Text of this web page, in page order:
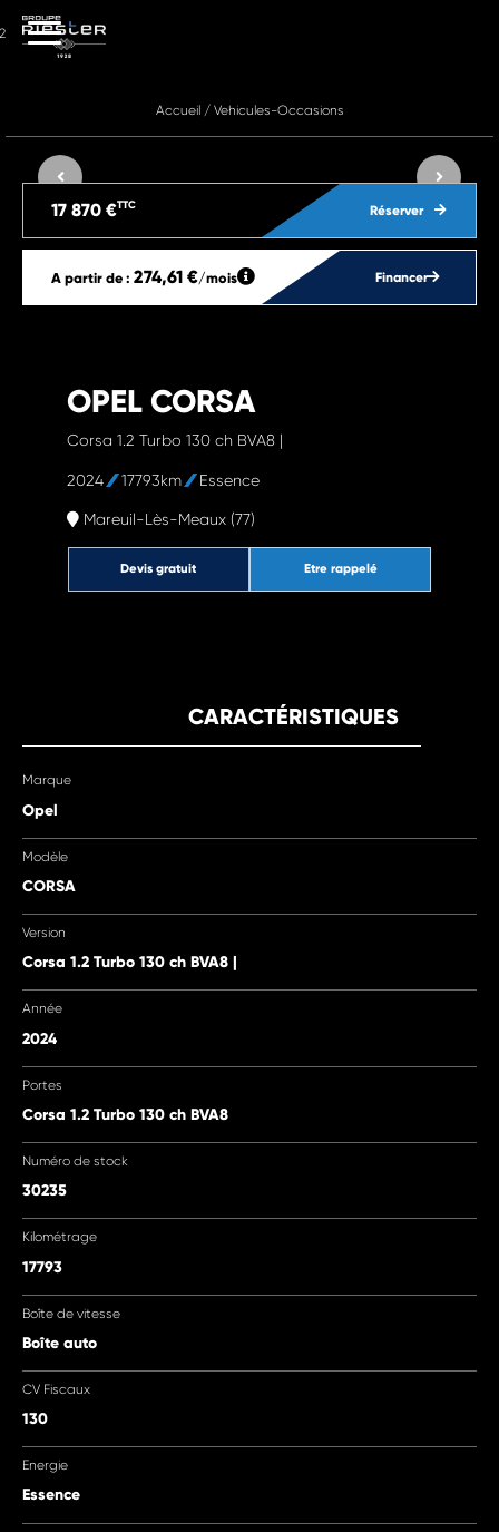
Accueil/ Vehicules-Occasions
Réserver
17 870 €TTC
Financer
A partir de : 274,61 €/mois
OPEL CORSA
Corsa 1.2 Turbo 130 ch BVA8 |
2024 17793km Essence
Mareuil-Lès-Meaux (77)
Etre rappelé
Devis gratuit
CARACTÉRISTIQUES
Marque
Opel
Modèle
CORSA
Version
Corsa 1.2 Turbo 130 ch BVA8 |
Année
2024
Portes
Corsa 1.2 Turbo 130 ch BVA8
Numéro de stock
30235
Kilométrage
17793
Boîte de vitesse
Boîte auto
CV Fiscaux
130
Energie
Essence